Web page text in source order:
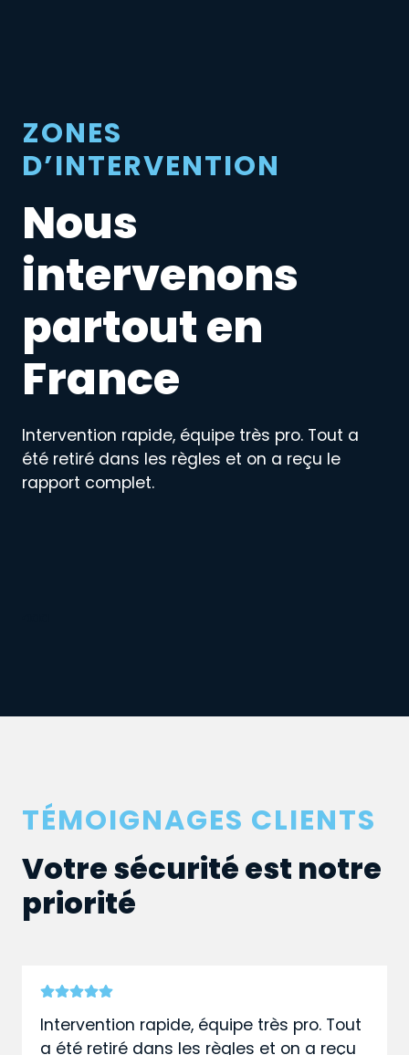
ZONES
D’INTERVENTION
Nous
intervenons
partout en
France
Intervention rapide, équipe très pro. Tout a
été retiré dans les règles et on a reçu le
rapport complet.
TÉMOIGNAGES CLIENTS
Votre sécurité est notre
priorité
Intervention rapide, équipe très pro. Tout
a été retiré dans les règles et on a reçu